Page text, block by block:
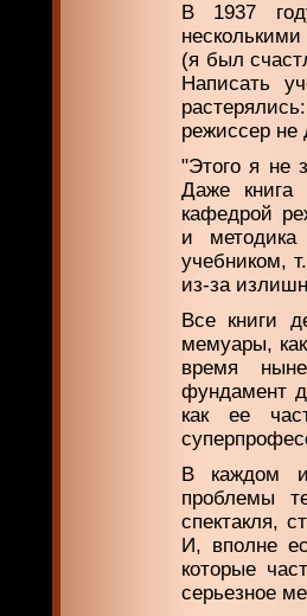
В 1937
(я был
Написать
режиссер
"Этого я не
Даже книга
кафедрой
и
учебником,
из-за
Все книги
мемуары,
время
фундамент
как ее
В каждом
проблемы
спектакля,
И, вполне
которые
серьезное